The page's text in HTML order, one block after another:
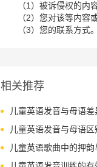
（1）被诉侵权的内
（2）您对该等内容
（3）您的联系方式
相关推荐
儿童英语发音与母语差
儿童英语发音与母语区
儿童英语歌曲中的押韵